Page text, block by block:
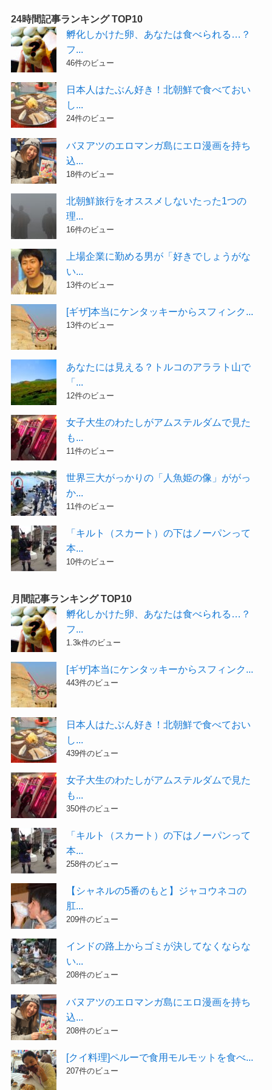
24時間記事ランキング TOP10
孵化しかけた卵、あなたは食べられる…？
フ...
46件のビュー
日本人はたぶん好き！北朝鮮で食べておい
し...
24件のビュー
バヌアツのエロマンガ島にエロ漫画を持ち
込...
18件のビュー
北朝鮮旅行をオススメしないたった1つの
理...
16件のビュー
上場企業に勤める男が「好きでしょうがな
い...
13件のビュー
[ギザ]本当にケンタッキーからスフィンク...
13件のビュー
あなたには見える？トルコのアララト山で
「...
12件のビュー
女子大生のわたしがアムステルダムで見た
も...
11件のビュー
世界三大がっかりの「人魚姫の像」ががっ
か...
11件のビュー
「キルト（スカート）の下はノーパンって
本...
10件のビュー
月間記事ランキング TOP10
孵化しかけた卵、あなたは食べられる…？
フ...
1.3k件のビュー
[ギザ]本当にケンタッキーからスフィンク...
443件のビュー
日本人はたぶん好き！北朝鮮で食べておい
し...
439件のビュー
女子大生のわたしがアムステルダムで見た
も...
350件のビュー
「キルト（スカート）の下はノーパンって
本...
258件のビュー
【シャネルの5番のもと】ジャコウネコの
肛...
209件のビュー
インドの路上からゴミが決してなくならな
い...
208件のビュー
バヌアツのエロマンガ島にエロ漫画を持ち
込...
208件のビュー
[クイ料理]ペルーで食用モルモットを食べ...
207件のビュー